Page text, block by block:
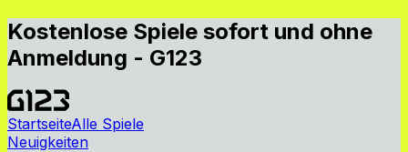
Kostenlose Spiele sofort und ohne
Anmeldung - G123
StartseiteAlle Spiele
Neuigkeiten